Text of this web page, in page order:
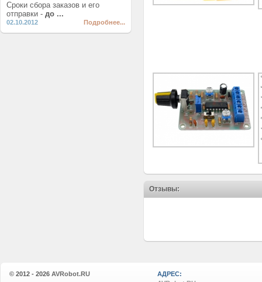
Отзывы:
Сроки сбора заказов и его
отправки - до ...
02.10.2012 Подробнее...
© 2012 - 2026 AVRobot.RU
АДРЕС: